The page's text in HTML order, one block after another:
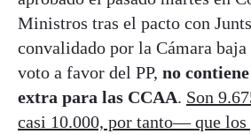
Ministros tras el pacto con
convalidado por la Cámara
voto a favor del PP, no
extra para las CCAA. Son
casi 10.000, por tanto— que los